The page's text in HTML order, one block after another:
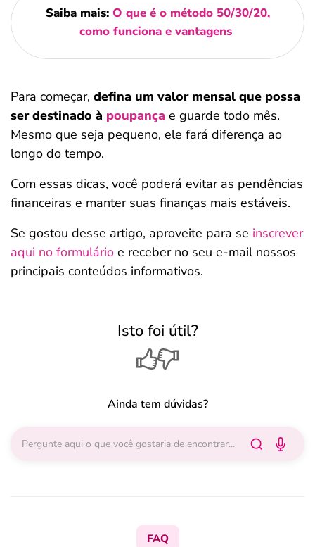
Saiba mais: O que é o método 50/30/20,
como funciona e vantagens
Para começar, defina um valor mensal que possa
ser destinado à poupança e guarde todo mês.
Mesmo que seja pequeno, ele fará diferença ao
longo do tempo.
Com essas dicas, você poderá evitar as pendências
financeiras e manter suas finanças mais estáveis.
Se gostou desse artigo, aproveite para se inscrever
aqui no formulário e receber no seu e-mail nossos
principais conteúdos informativos.
Isto foi útil?
Ainda tem dúvidas?
FAQ